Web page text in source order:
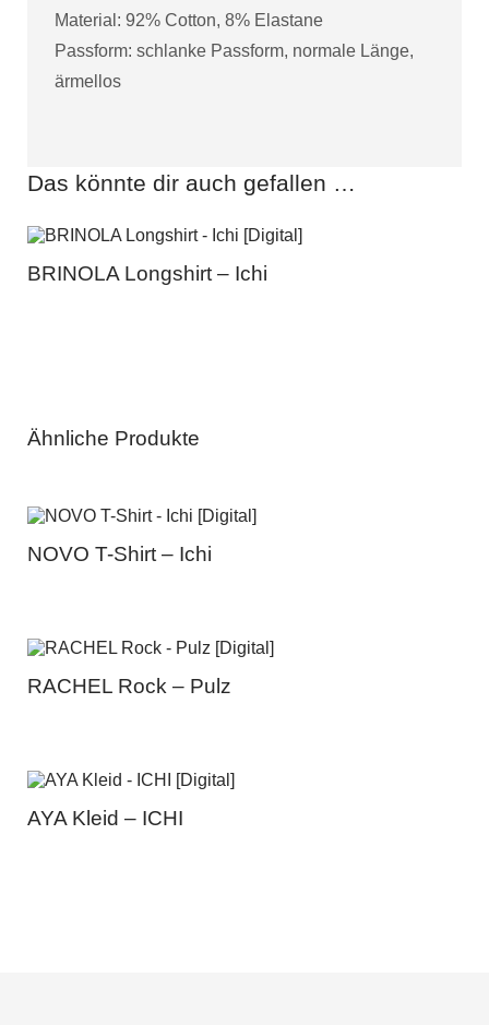
Material: 92% Cotton, 8% Elastane
Passform: schlanke Passform, normale Länge,
ärmellos
Das könnte dir auch gefallen …
BRINOLA Longshirt – Ichi
Ähnliche Produkte
NOVO T-Shirt – Ichi
RACHEL Rock – Pulz
AYA Kleid – ICHI